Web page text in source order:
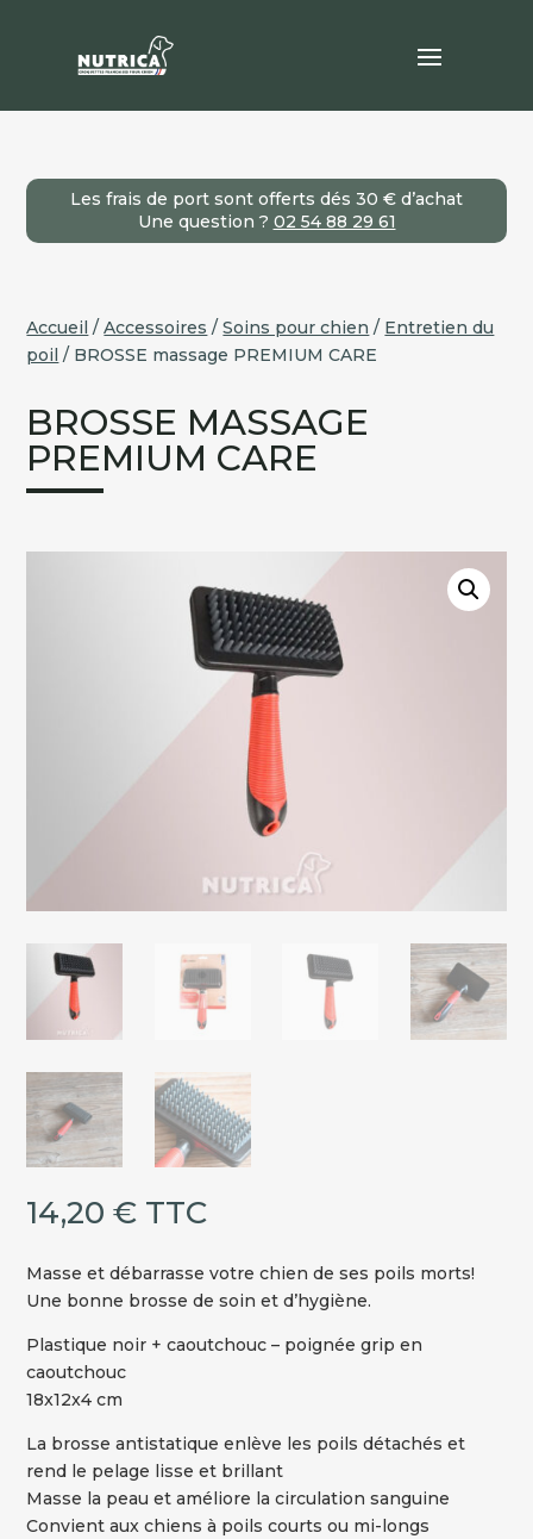
Les frais de port sont offerts dés 30 € d’achat
Une question ? 02 54 88 29 61
Accueil /Accessoires /Soins pour chien / Entretien du
poil / BROSSE massage PREMIUM CARE
BROSSE MASSAGE
PREMIUM CARE
14,20€ TTC
Masse et débarrasse votre chien de ses poils morts!
Une bonne brosse de soin et d’hygiène.
Plastique noir + caoutchouc – poignée grip en
caoutchouc
18x12x4 cm
La brosse antistatique enlève les poils détachés et
rend le pelage lisse et brillant
Masse la peau et améliore la circulation sanguine
Convient aux chiens à poils courts ou mi-longs